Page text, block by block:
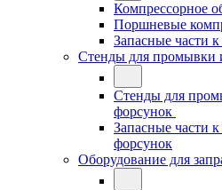
Компрессорное
Поршневые
Запасные части
Стенды для промывки
Стенды для
форсунок
Запасные части
форсунок
Оборудование для